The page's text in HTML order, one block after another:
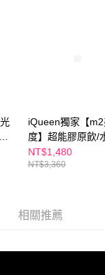
-
iQueen獨家【
度】超能膠原飲/
飲(8入/任選1盒
May】美博士積
NT$1,480
NT$3,360
相關推薦